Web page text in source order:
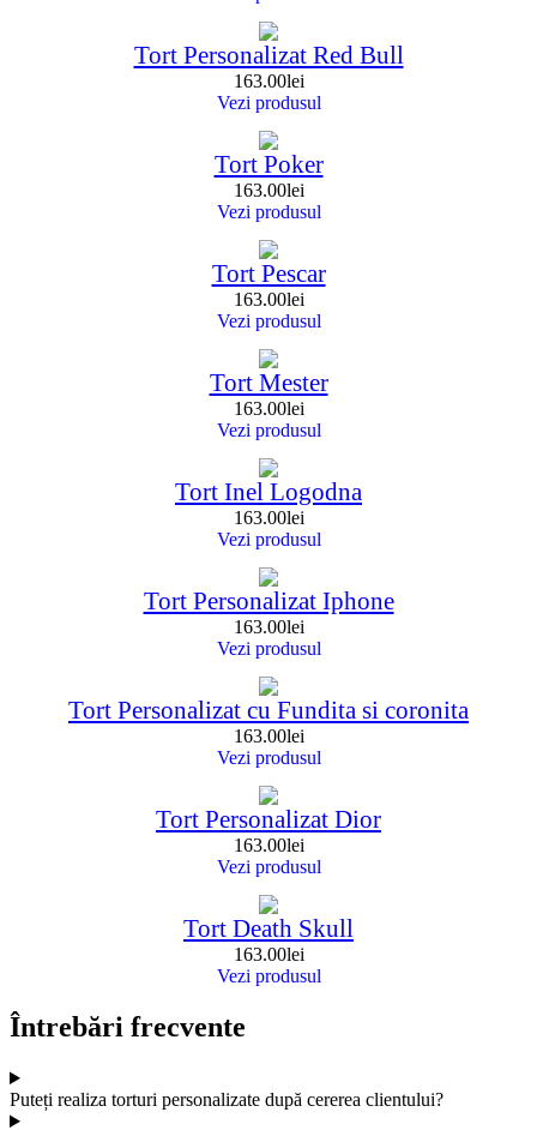
Tort Personalizat Red Bull
163.00lei
Vezi produsul
Tort Poker
163.00lei
Vezi produsul
Tort Pescar
163.00lei
Vezi produsul
Tort Mester
163.00lei
Vezi produsul
Tort Inel Logodna
163.00lei
Vezi produsul
Tort Personalizat Iphone
163.00lei
Vezi produsul
Tort Personalizat cu Fundita si coronita
163.00lei
Vezi produsul
Tort Personalizat Dior
163.00lei
Vezi produsul
Tort Death Skull
163.00lei
Vezi produsul
Întrebări frecvente
Puteți realiza torturi personalizate după cererea clientului?